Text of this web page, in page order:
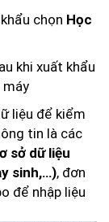
chọn Học
khi xuất khẩu
liệu để kiểm
tin là các
sở dữ liệu
sinh,…), đơn
để nhập liệu